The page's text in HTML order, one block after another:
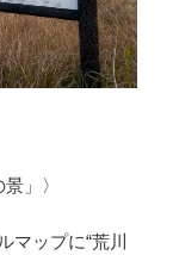
」〉
マップに“荒川